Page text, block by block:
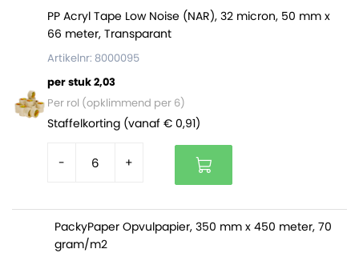
PP Acryl Tape Low Noise (NAR), 32 micron, 50 mm x
66 meter, Transparant
Artikelnr: 8000095
per stuk 2,03
Per rol (opklimmend per 6)
Staffelkorting (vanaf € 0,91)
- +
PackyPaper Opvulpapier, 350 mm x 450 meter, 70
gram/m2